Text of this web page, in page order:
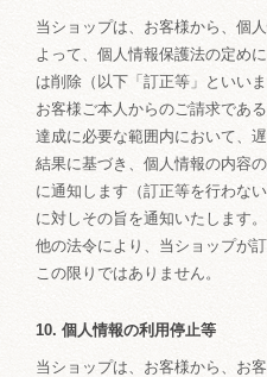
当ショップは、お客様から、個
よって、個人情報保護法の定め
は削除（以下「訂正等」といい
お客様ご本人からのご請求であ
達成に必要な範囲内において、
結果に基づき、個人情報の内容
に通知します（訂正等を行わな
に対しその旨を通知いたします
他の法令により、当ショップが
この限りではありません。
10. 個人情報の利用停止等
当ショップは、お客様から、お